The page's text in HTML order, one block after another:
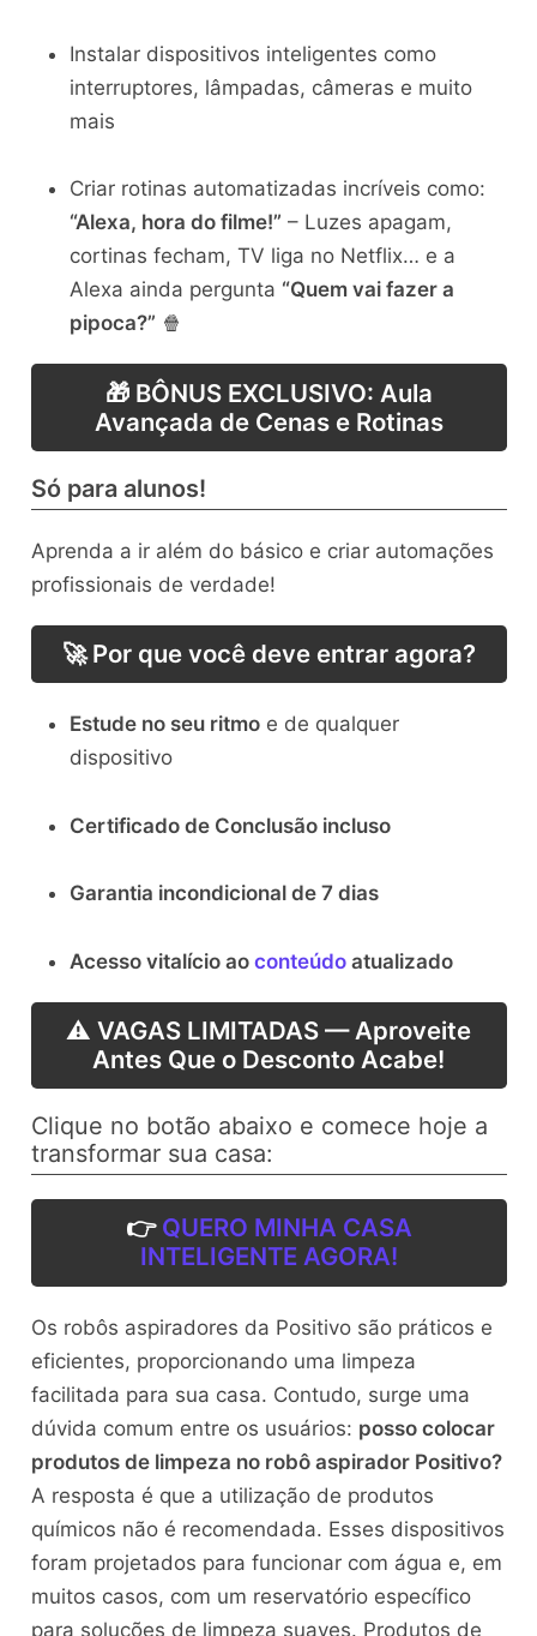
Instalar dispositivos inteligentes como
interruptores, lâmpadas, câmeras e muito
mais
Criar rotinas automatizadas incríveis como:
“Alexa, hora do filme!” – Luzes apagam,
cortinas fecham, TV liga no Netflix… e a
Alexa ainda pergunta “Quem vai fazer a
pipoca?” 🍿
🎁 BÔNUS EXCLUSIVO: Aula
Avançada de Cenas e Rotinas
Só para alunos!
Aprenda a ir além do básico e criar automações
profissionais de verdade!
🚀 Por que você deve entrar agora?
Estude no seu ritmoe de qualquer
dispositivo
Certificado de Conclusão incluso
Garantia incondicional de 7 dias
Acesso vitalício ao conteúdoatualizado
⚠️ VAGAS LIMITADAS — Aproveite
Antes Que o Desconto Acabe!
Clique no botão abaixo e comece hoje a
transformar sua casa:
👉 QUERO MINHA CASA
INTELIGENTE AGORA!
Os robôs aspiradores da Positivo são práticos e
eficientes, proporcionando uma limpeza
facilitada para sua casa. Contudo, surge uma
dúvida comum entre os usuários: posso colocar
produtos de limpeza no robô aspirador Positivo?
A resposta é que a utilização de produtos
químicos não é recomendada. Esses dispositivos
foram projetados para funcionar com água e, em
muitos casos, com um reservatório específico
para soluções de limpeza suaves. Produtos de